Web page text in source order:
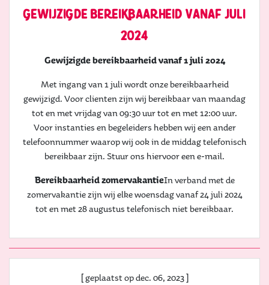
gewijzigde bereikbaarheid vanaf juli
2024
Gewijzigde bereikbaarheid vanaf 1 juli 2024
Met ingang van 1 juli wordt onze bereikbaarheid
gewijzigd. Voor clienten zijn wij bereikbaar van maandag
tot en met vrijdag van 09:30 uur tot en met 12:00 uur.
Voor instanties en begeleiders hebben wij een ander
telefoonnummer waarop wij ook in de middag telefonisch
bereikbaar zijn. Stuur ons hiervoor een e-mail.
Bereikbaarheid zomervakantieIn verband met de
zomervakantie zijn wij elke woensdag vanaf 24 juli 2024
tot en met 28 augustus telefonisch niet bereikbaar.
[ geplaatst op dec. 06, 2023 ]